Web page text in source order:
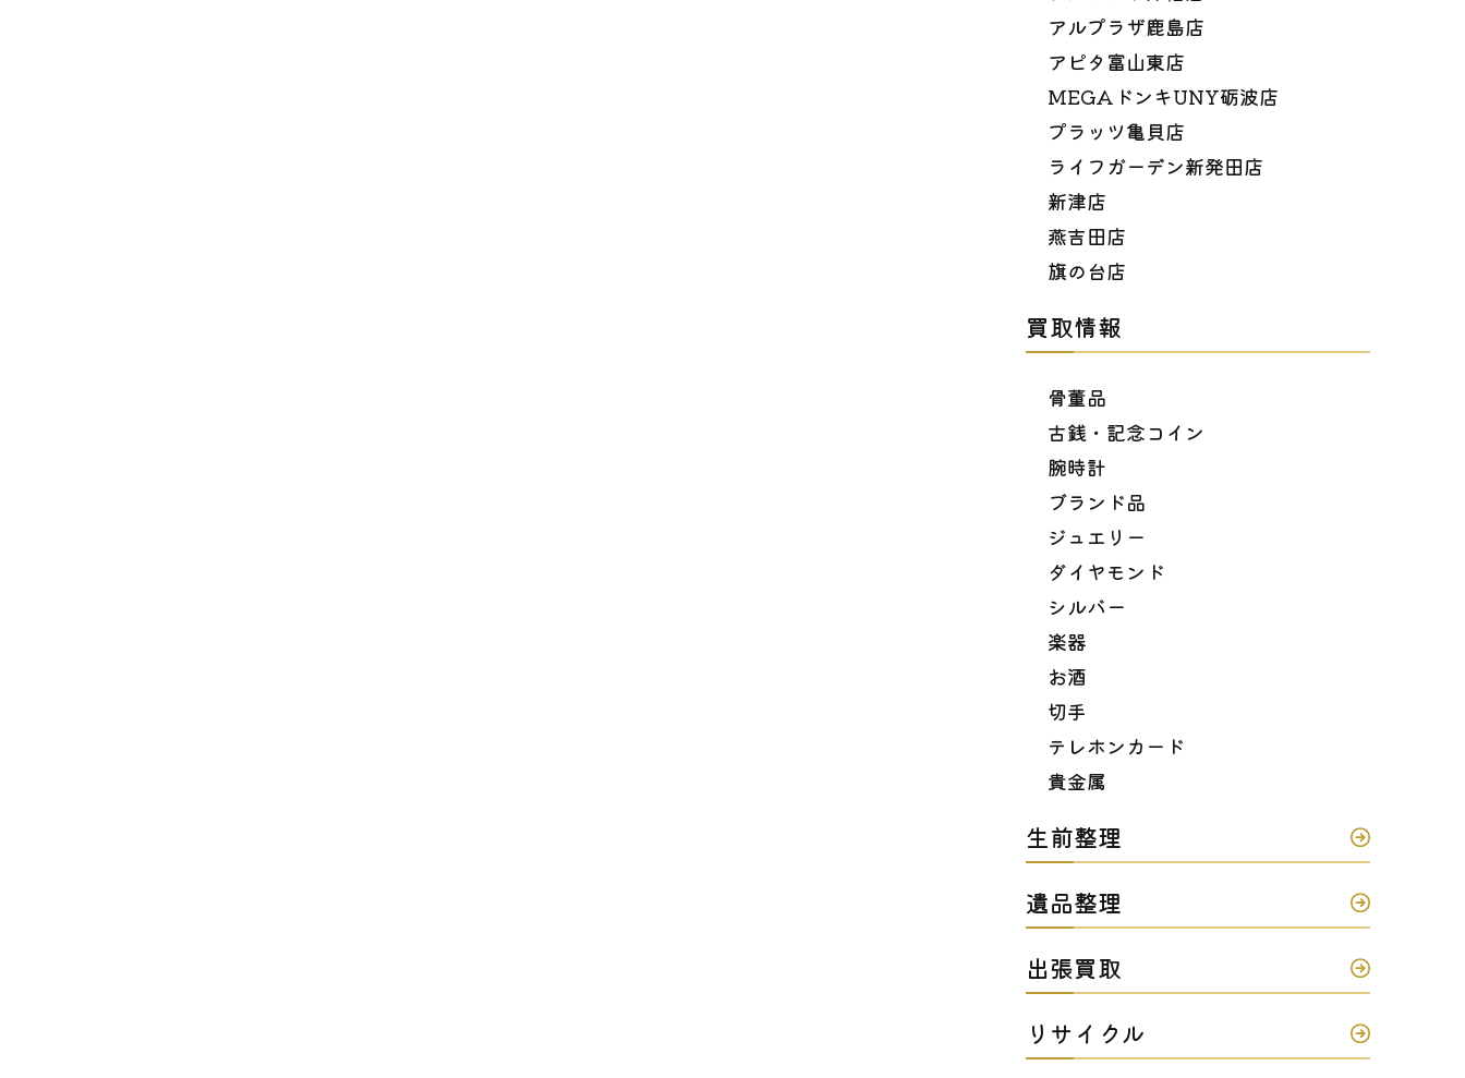
アルプラザ鹿島店
アピタ富山東店
MEGAドンキUNY砺波店
プラッツ亀貝店
ライフガーデン新発田店
新津店
燕吉田店
旗の台店
買取情報
骨董品
古銭・記念コイン
腕時計
ブランド品
ジュエリー
ダイヤモンド
シルバー
楽器
お酒
切手
テレホンカード
貴金属
生前整理
遺品整理
出張買取
リサイクル